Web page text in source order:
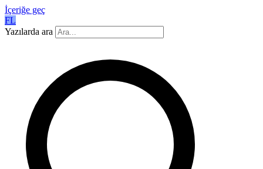
İçeriğe geç
FL
Yazılarda ara